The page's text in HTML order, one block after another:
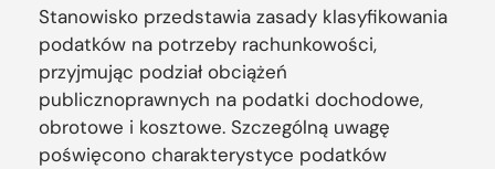
Stanowisko przedstawia zasady klasyfikowania
podatków na potrzeby rachunkowości,
przyjmując podział obciążeń
publicznoprawnych na podatki dochodowe,
obrotowe i kosztowe. Szczególną uwagę
poświęcono charakterystyce podatków